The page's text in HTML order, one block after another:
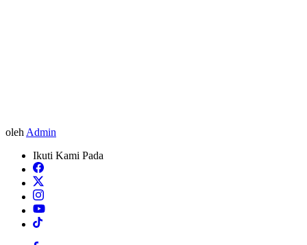
oleh Admin
Ikuti Kami Pada